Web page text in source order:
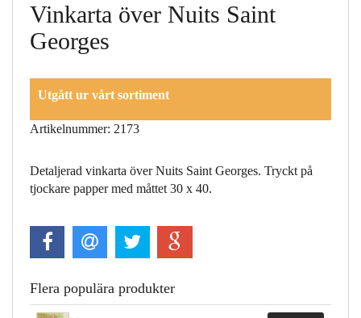
Vinkarta över Nuits Saint
Georges
Utgått ur vårt sortiment
Artikelnummer: 2173
Detaljerad vinkarta över Nuits Saint Georges. Tryckt på
tjockare papper med måttet 30 x 40.
Flera populära produkter